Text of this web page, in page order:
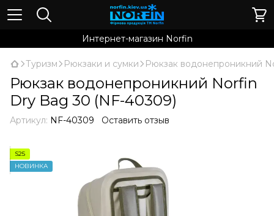
Интернет-магазин Norfin
Туризм Рюкзаки и сумки Рюкзак водонепроникний
Рюкзак водонепроникний Norfin
Dry Bag 30 (NF-40309)
Артикул: NF-40309 Оставить отзыв
S25
НОВИНКА